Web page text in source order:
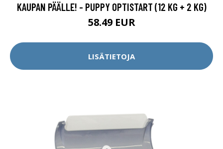
KAUPAN PÄÄLLE! - PUPPY OPTISTART (12 KG + 2 KG)
58.49 EUR
LISÄTIETOJA